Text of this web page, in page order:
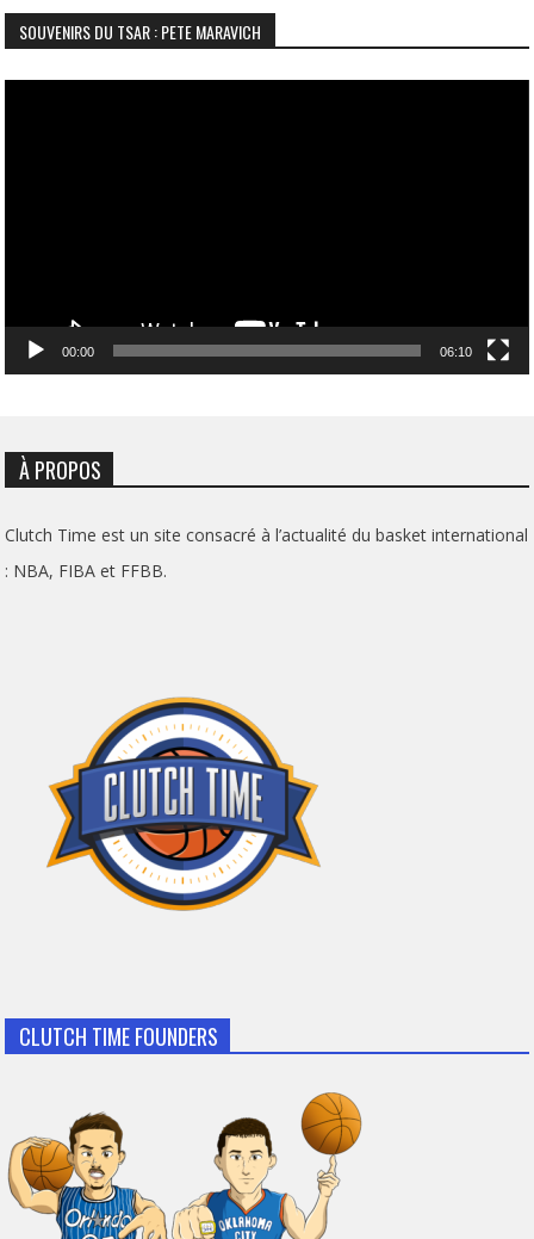
SOUVENIRS DU TSAR : PETE MARAVICH
00:00 06:10
À PROPOS
Clutch Time est un site consacré à l’actualité du basket international
: NBA, FIBA et FFBB.
CLUTCH TIME FOUNDERS